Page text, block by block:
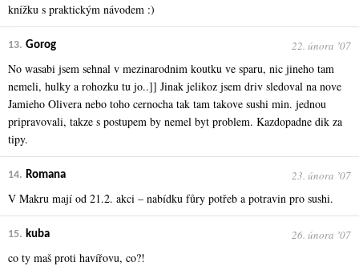
knížku s praktickým návodem :)
13. Gorog 22. února ʼ07
No wasabi jsem sehnal v mezinarodnim koutku ve sparu, nic jineho tam
nemeli, hulky a rohozku tu jo..]] Jinak jelikoz jsem driv sledoval na nove
Jamieho Olivera nebo toho cernocha tak tam takove sushi min. jednou
pripravovali, takze s postupem by nemel byt problem. Kazdopadne dik za
tipy.
14. Romana 23. února ʼ07
V Makru mají od 21.2. akci – nabídku fůry potřeb a potravin pro sushi.
15. kuba 26. února ʼ07
co ty maš proti havířovu, co?!